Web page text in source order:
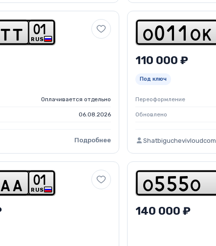
t t RUS
01
Оплачивается отдельно
06.08.2026
Подробнее
o0 1 1 o k
110 000 ₽
Под ключ
Переоформление
Обновлено
Shatbiguchevivloudcom
a a RUS
01 o5 5 5 o
140 000 ₽